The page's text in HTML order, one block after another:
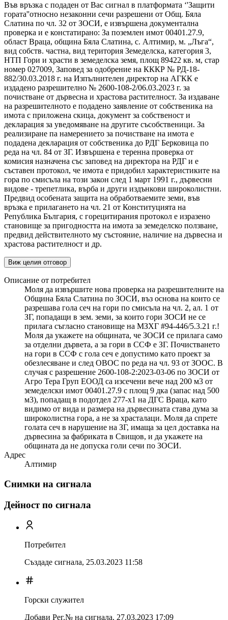
Във връзка с подаден от Вас сигнал в платформата ‘'Защити
гората''относно незаконни сечи разрешени от Общ. Бяла
Слатина по чл. 32 от ЗОСИ, е извършена документална
проверка и е констатирано: За поземлен имот 00401.27.9,
област Враца, община Бяла Слатина, с. Алтимир, м. „Лъга“,
вид собств. частна, вид територия Земеделска, категория 3,
НТП Гори и храсти в земеделска земя, площ 89422 кв. м, стар
номер 027009, Заповед за одобрение на КККР № РД-18-
882/30.03.2018 г. на Изпълнителен директор на АГКК е
издадено разрешително № 2600-108-2/06.03.2023 г. за
почистване от дървесна и храстова растителност. За издаване
на разрешителното е подадено заявление от собственика на
имота с приложена скица, документ за собственост и
декларация за уведомяване на другите съсобственици. За
реализиране па намерението за почистване на имота е
подадена декларация от собственика до РДГ Берковица по
реда на чл. 84 от ЗГ. Извършена е теренна проверка от
комисия назначена със заповед на директора на РДГ и е
съставен протокол, че имота е придобил характеристиките на
гора по смисъла на този закон след 1 март 1991 г., дървесни
видове - трепетлика, върба и други издънкови широколистни.
Предвид особената защита на обработваемите земи, във
връзка е прилагането на чл. 21 от Конституцията на
Република България, с горецитирания протокол е изразено
становище за пригодността на имота за земеделско ползване,
предвид действителното му състояние, наличие на дървесна и
храстова растителност и др.
Виж целия отговор
Описание от потребител
Моля да извършите нова проверка на разрешителните на
Община Бяла Слатина по ЗОСИ, въз основа на които се
разрешава гола сеч на гори по смисъла на чл. 2, ал. 1 от
ЗГ, попадащи в зем. земи, за които гори ЗОСИ не се
прилага съгласно становище на МЗХГ #94-446/5.3.21 г.!
Моля да укажете на общината, че ЗОСИ се прилага само
за отделни дървета, а за гори в ССФ е ЗГ. Почистването
на гори в ССФ с гола сеч е допустимо като проект за
обезлесяване и след ОВОС по реда на чл. 93 от ЗООС. В
случая с разрешение 2600-108-2:2023-03-06 по ЗОСИ от
Агро Тера Груп ЕООД са изсечени вече над 200 м3 от
земеделски имот 00401.27.9 с площ 9 дка (запас над 500
м3), попадащ в подотдел 277-х1 на ДГС Враца, като
видимо от вида и размера на дървесината става дума за
широколистна гора, а не за храсталаци. Моля да спрете
голата сеч в нарушение на ЗГ, имаща за цел доставка на
дървесина за фабриката в Свищов, и да укажете на
общината да не допуска голи сечи по ЗОСИ.
Адрес
Алтимир
Снимки на сигнала
Дейност по сигнала
Потребител
Създаде сигнала, 25.03.2023 11:58
Горски служител
Добави Рег.№ на сигнала, 27.03.2023 17:09